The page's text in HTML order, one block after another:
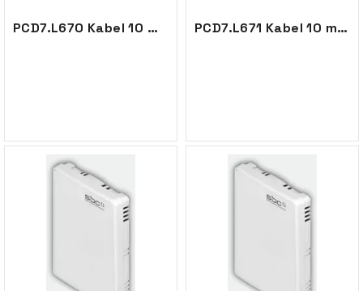
PCD7.L670 Kabel 10 m. dig.rom.contr. PCD7.L671 Kabel 10 m. analog rom.contr.